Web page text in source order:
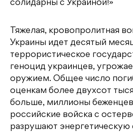
солидарны с Украиной!»
Тяжелая, кровопролитная
Украины идет десятый
террористическое
геноцид украинцев,
оружием. Общее число
оценкам более двухсот
больше, миллионы
российские войска с
разрушают энергетическую